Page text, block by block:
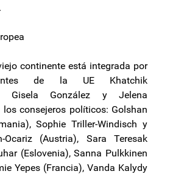
continente está integrada por
de la UE Khatchik
Gisela González y Jelena
consejeros políticos: Golshan
Sophie Triller-Windisch y
Ocariz (Austria), Sara Teresak
(Eslovenia), Sanna Pulkkinen
Yepes (Francia), Vanda Kalydy